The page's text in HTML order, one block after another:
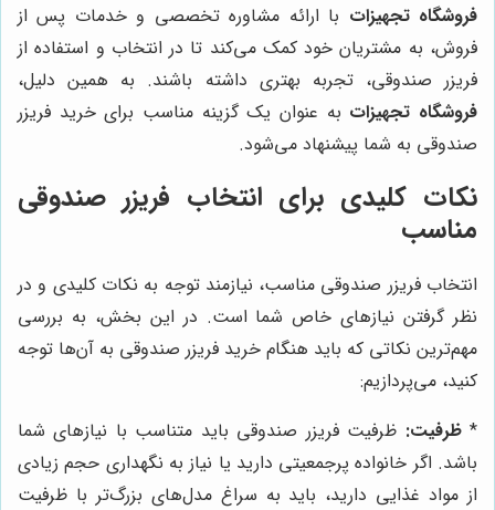
فروشگاه تجهیزات با ارائه مشاوره تخصصی و خدمات پس از
فروش، به مشتریان خود کمک می‌کند تا در انتخاب و استفاده از
فریزر صندوقی، تجربه بهتری داشته باشند. به همین دلیل،
فروشگاه تجهیزات به عنوان یک گزینه مناسب برای خرید فریزر
صندوقی به شما پیشنهاد می‌شود.
نکات کلیدی برای انتخاب فریزر صندوقی
مناسب
انتخاب فریزر صندوقی مناسب، نیازمند توجه به نکات کلیدی و در
نظر گرفتن نیازهای خاص شما است. در این بخش، به بررسی
مهم‌ترین نکاتی که باید هنگام خرید فریزر صندوقی به آن‌ها توجه
کنید، می‌پردازیم:
*ظرفیت: ظرفیت فریزر صندوقی باید متناسب با نیازهای شما
باشد. اگر خانواده پرجمعیتی دارید یا نیاز به نگهداری حجم زیادی
از مواد غذایی دارید، باید به سراغ مدل‌های بزرگ‌تر با ظرفیت